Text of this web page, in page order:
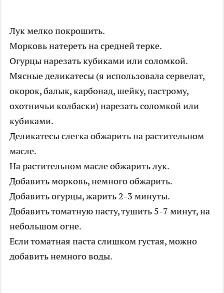
Лук мелко покрошить.
Морковь натереть на средней терке.
Огурцы нарезать кубиками или соломкой.
Мясные деликатесы (я использовала сервелат,
окорок, балык, карбонад, шейку, пастрому,
охотничьи колбаски) нарезать соломкой или
кубиками.
Деликатесы слегка обжарить на растительном
масле.
На растительном масле обжарить лук.
Добавить морковь, немного обжарить.
Добавить огурцы, жарить 2-3 минуты.
Добавить томатную пасту, тушить 5-7 минут, на
небольшом огне.
Если томатная паста слишком густая, можно
добавить немного воды.